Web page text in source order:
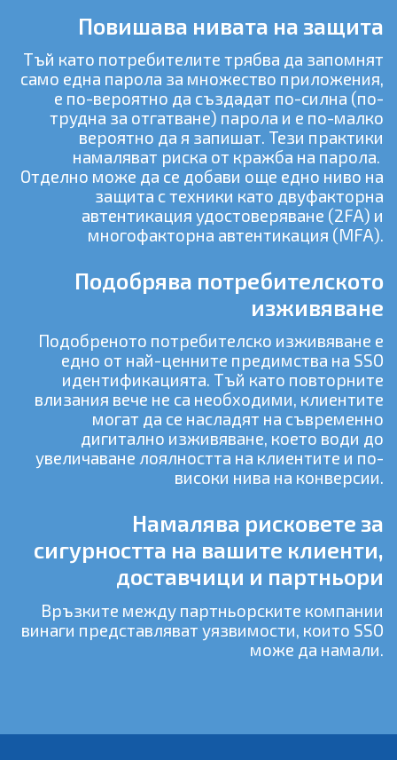
Повишава нивата на защита
Тъй като потребителите трябва да запомнят
само една парола за множество приложения,
е по-вероятно да създадат по-силна (по-
трудна за отгатване) парола и е по-малко
вероятно да я запишат. Тези практики
намаляват риска от кражба на парола.
Отделно може да се добави още едно ниво на
защита с техники като двуфакторна
автентикация удостоверяване (2FA) и
многофакторна автентикация (MFA).
Подобрява потребителското
изживяване
Подобреното потребителско изживяване е
едно от най-ценните предимства на SSO
идентификацията. Тъй като повторните
влизания вече не са необходими, клиентите
могат да се насладят на съвременно
дигитално изживяване, което води до
увеличаване лоялността на клиентите и по-
високи нива на конверсии.
Намалява рисковете за
сигурността на вашите клиенти,
доставчици и партньори
Връзките между партньорските компании
винаги представляват уязвимости, които SSO
може да намали.